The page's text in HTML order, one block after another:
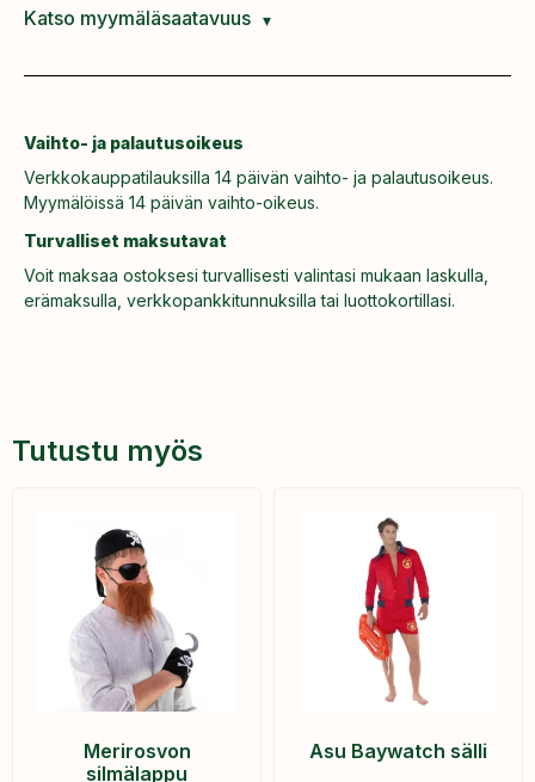
Katso myymäläsaatavuus
Vaihto- ja palautusoikeus
Verkkokauppatilauksilla 14 päivän vaihto- ja palautusoikeus.
Myymälöissä 14 päivän vaihto-oikeus.
Turvalliset maksutavat
Voit maksaa ostoksesi turvallisesti valintasi mukaan laskulla,
erämaksulla, verkkopankkitunnuksilla tai luottokortillasi.
Tutustu myös
Merirosvon
silmälappu
Asu Baywatch sälli